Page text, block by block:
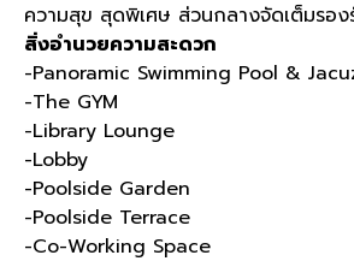
ความสุข สุดพิเศษ ส่วนกลางจัดเต็มรอ
สิ่งอำนวยความสะดวก
-Panoramic Swimming Pool &
-The GYM
-Library Lounge
-Lobby
-Poolside Garden
-Poolside Terrace
-Co-Working Space